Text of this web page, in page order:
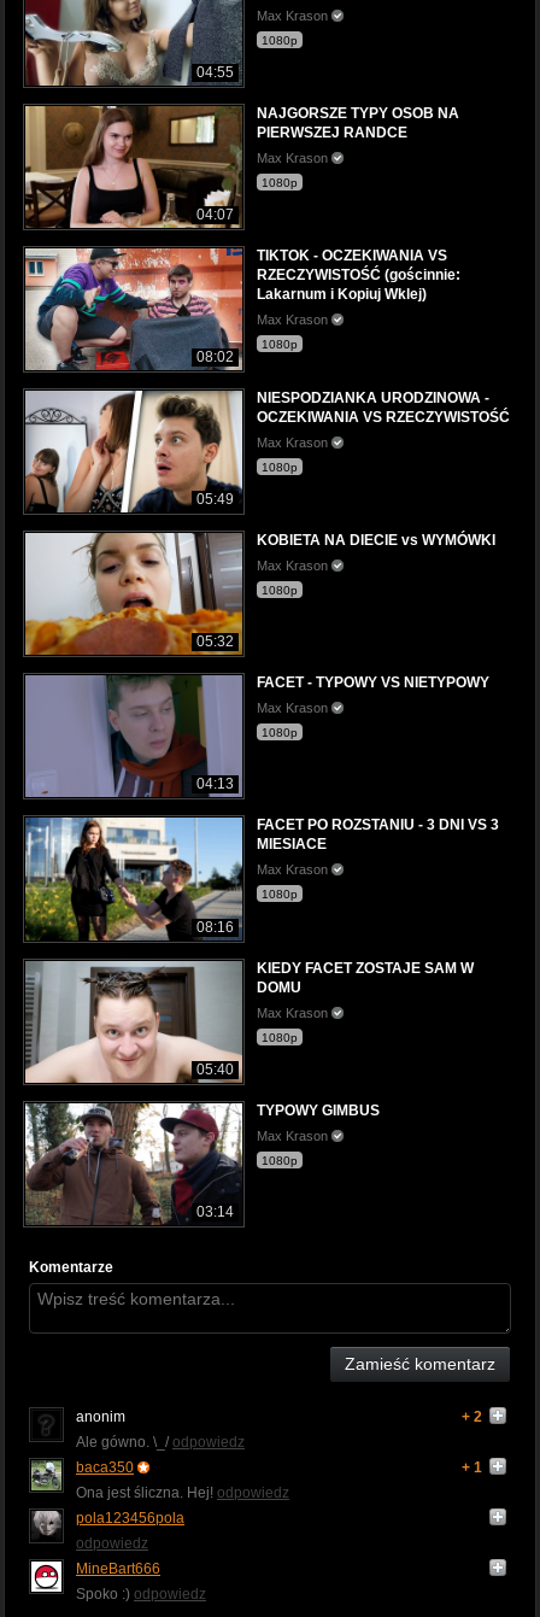
04:55
Max Krason
1080p
04:07
NAJGORSZE TYPY OSOB NA
PIERWSZEJ RANDCE
Max Krason
1080p
08:02
TIKTOK - OCZEKIWANIA VS
RZECZYWISTOŚĆ (gościnnie:
Lakarnum i Kopiuj Wklej)
Max Krason
1080p
05:49
NIESPODZIANKA URODZINOWA -
OCZEKIWANIA VS RZECZYWISTOŚĆ
Max Krason
1080p
05:32
KOBIETA NA DIECIE vs WYMÓWKI
Max Krason
1080p
04:13
FACET - TYPOWY VS NIETYPOWY
Max Krason
1080p
08:16
FACET PO ROZSTANIU - 3 DNI VS 3
MIESIACE
Max Krason
1080p
05:40
KIEDY FACET ZOSTAJE SAM W
DOMU
Max Krason
1080p
03:14
TYPOWY GIMBUS
Max Krason
1080p
Komentarze
Zamieść komentarz
anonim
+ 2
Ale gówno. \_/ odpowiedz
baca350
+ 1
Ona jest śliczna. Hej! odpowiedz
pola123456pola
odpowiedz
MineBart666
Spoko :) odpowiedz